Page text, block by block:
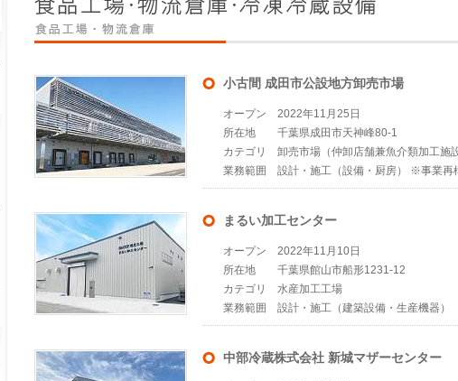
小古間 成田市公設地方卸売市場
オープン
2022年11月25日
所在地
千葉県成田市天神峰80-1
カテゴリ
卸売市場（仲卸店舗兼魚介類加工施
業務範囲
設計・施工（設備・厨房） ※事業再
まるい加工センター
オープン
2022年11月10日
所在地
千葉県館山市船形1231-12
カテゴリ
水産加工工場
業務範囲
設計・施工（建築設備・生産機器）
中部冷蔵株式会社 新城マザーセンター